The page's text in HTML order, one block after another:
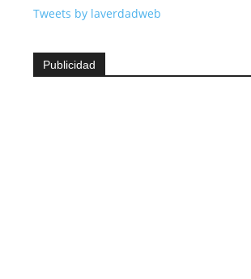
Tweets by laverdadweb
Publicidad